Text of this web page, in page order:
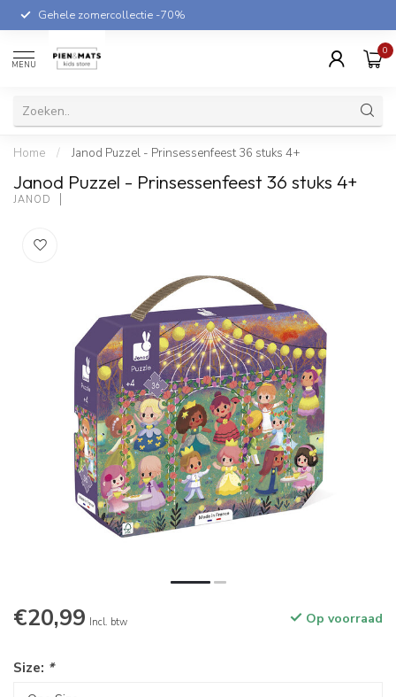
Gehele zomercollectie -70%
MENU
0
Home / Janod Puzzel - Prinsessenfeest 36 stuks 4+
Janod Puzzel - Prinsessenfeest 36 stuks 4+
JANOD
€20,99 Incl. btw Op voorraad
Size: *